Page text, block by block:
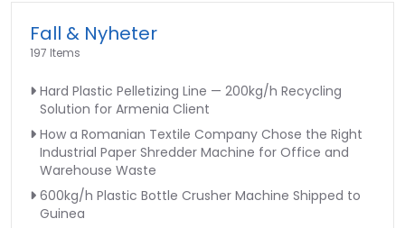
Fall & Nyheter
197 Items
Hard Plastic Pelletizing Line — 200kg/h Recycling
Solution for Armenia Client
How a Romanian Textile Company Chose the Right
Industrial Paper Shredder Machine for Office and
Warehouse Waste
600kg/h Plastic Bottle Crusher Machine Shipped to
Guinea